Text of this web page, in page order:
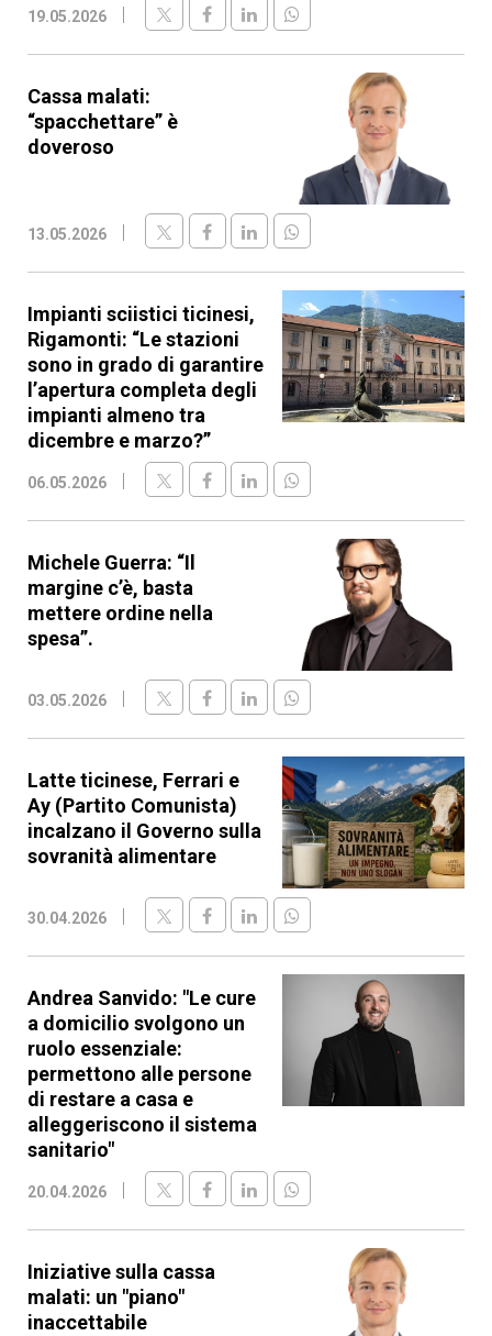
19.05.2026
Cassa malati:
“spacchettare” è
doveroso
13.05.2026
Impianti sciistici ticinesi,
Rigamonti: “Le stazioni
sono in grado di garantire
l’apertura completa degli
impianti almeno tra
dicembre e marzo?”
06.05.2026
Michele Guerra: “Il
margine c’è, basta
mettere ordine nella
spesa”.
03.05.2026
Latte ticinese, Ferrari e
Ay (Partito Comunista)
incalzano il Governo sulla
sovranità alimentare
30.04.2026
Andrea Sanvido: "Le cure
a domicilio svolgono un
ruolo essenziale:
permettono alle persone
di restare a casa e
alleggeriscono il sistema
sanitario"
20.04.2026
Iniziative sulla cassa
malati: un "piano"
inaccettabile